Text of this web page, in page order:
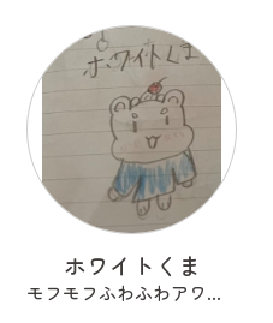
ホワイトくま
モフモフふわふわアワアワ